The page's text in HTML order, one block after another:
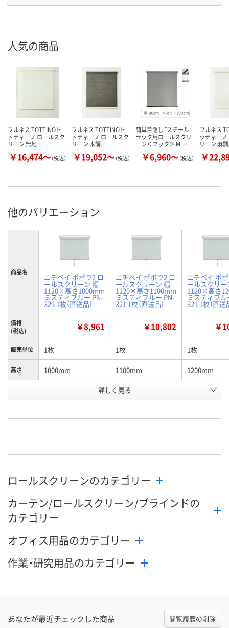
人気の商品
フルネス TOTTINOト
ッティーノ ロールスク
リーン 無地…
￥16,474～（税込）
フルネス TOTTINOト
ッティーノ ロールスク
リーン 木調…
￥19,052～（税込）
簡単目隠し「スチール
ラック用ロールスクリ
ーン＜フック＞ M …
￥6,960～（税込）
フルネス
ッティー
リーン 麻
￥
他のバリエーション
商品名
ニチベイ ポポラ2 ロ
ールスクリーン 幅
1120×高さ1000mm
ミスティブルー PN-
321 1枚（直送品）
ニチベイ ポポラ2 ロ
ールスクリーン 幅
1120×高さ1100mm
ミスティブルー PN-
321 1枚（直送品）
ニチベイ ポ
ールスクリー
1120×高さ
ミスティブル
321 1枚（直送
価格
(税込)
￥8,961 ￥10,802 ￥
販売単位 1枚 1枚 1枚
高さ 1000mm 1100mm 1200mm
P909558 P909007
カゴへ カゴへ
詳しく見る
ロールスクリーンのカテゴリー
カーテン/ロールスクリーン/ブラインドの
カテゴリー
オフィス用品のカテゴリー
作業・研究用品のカテゴリー
あなたが最近チェックした商品 閲覧履歴の削除